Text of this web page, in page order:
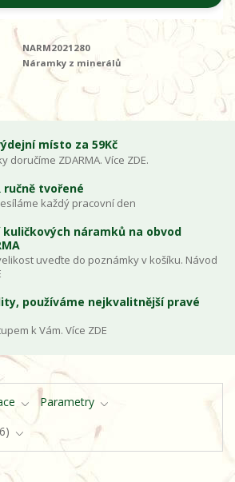
NARM2021280
Náramky z minerálů
místo za 59Kč
doručíme ZDARMA. Více ZDE.
ručně tvořené
každý pracovní den
kuličkových náramků na obvod
uveďte do poznámky v košíku. Návod
používáme nejkvalitnější pravé
k Vám. Více ZDE
Parametry